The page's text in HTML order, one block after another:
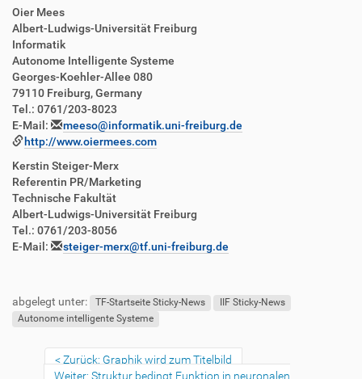
Oier Mees
Albert-Ludwigs-Universität Freiburg
Informatik
Autonome Intelligente Systeme
Georges-Koehler-Allee 080
79110 Freiburg, Germany
Tel.: 0761/203-8023
E-Mail:
meeso@informatik.uni-freiburg.de
http://www.oiermees.com
Kerstin Steiger-Merx
Referentin PR/Marketing
Technische Fakultät
Albert-Ludwigs-Universität Freiburg
Tel.: 0761/203-8056
E-Mail:
steiger-merx@tf.uni-freiburg.de
abgelegt unter: TF-Startseite Sticky-News
IIF Sticky-News
Autonome intelligente Systeme
Zurück: Graphik wird zum Titelbild
Weiter: Struktur bedingt Funktion in neuronalen